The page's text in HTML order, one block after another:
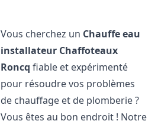
Vous cherchez un Chauffe eau
installateur Chaffoteaux
Roncq fiable et expérimenté
pour résoudre vos problèmes
de chauffage et de plomberie ?
Vous êtes au bon endroit ! Notre